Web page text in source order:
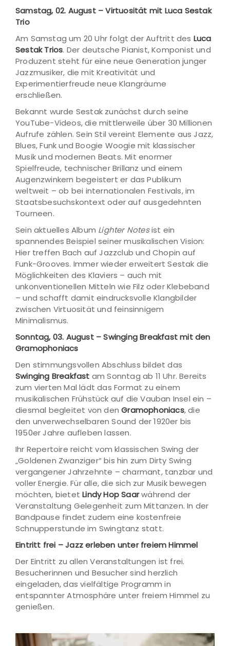
Samstag, 02. August – Virtuosität mit Luca Sestak
Trio
Am Samstag um 20 Uhr folgt der Auftritt des Luca
Sestak Trios. Der deutsche Pianist, Komponist und
Produzent steht für eine neue Generation junger
Jazzmusiker, die mit Kreativität und
Experimentierfreude neue Klangräume
erschließen.
Bekannt wurde Sestak zunächst durch seine
YouTube-Videos, die mittlerweile über 30 Millionen
Aufrufe zählen. Sein Stil vereint Elemente aus Jazz,
Blues, Funk und Boogie Woogie mit klassischer
Musik und modernen Beats. Mit enormer
Spielfreude, technischer Brillanz und einem
Augenzwinkern begeistert er das Publikum
weltweit – ob bei internationalen Festivals, im
Staatsbesuchskontext oder auf ausgedehnten
Tourneen.
Sein aktuelles Album Lighter Notesist ein
spannendes Beispiel seiner musikalischen Vision:
Hier treffen Bach auf Jazzclub und Chopin auf
Funk-Grooves. Immer wieder erweitert Sestak die
Möglichkeiten des Klaviers – auch mit
unkonventionellen Mitteln wie Filz oder Klebeband
– und schafft damit eindrucksvolle Klangbilder
zwischen Virtuosität und feinsinnigem
Minimalismus.
Sonntag, 03. August – Swinging Breakfast mit den
Gramophoniacs
Den stimmungsvollen Abschluss bildet das
Swinging Breakfast am Sonntag ab 11 Uhr. Bereits
zum vierten Mal lädt das Format zu einem
musikalischen Frühstück auf die Vauban Insel ein –
diesmal begleitet von denGramophoniacs, die
den unverwechselbaren Sound der 1920er bis
1950er Jahre aufleben lassen.
Ihr Repertoire reicht vom klassischen Swing der
„Goldenen Zwanziger“ bis hin zum Dirty Swing
vergangener Jahrzehnte – charmant, tanzbar und
voller Energie. Für alle, die sich zur Musik bewegen
möchten, bietetLindy Hop Saarwährend der
Veranstaltung Gelegenheit zum Mittanzen. In der
Bandpause findet zudem eine kostenfreie
Schnupperstunde im Swingtanz statt.
Eintritt frei – Jazz erleben unter freiem Himmel
Der Eintritt zu allen Veranstaltungen ist frei.
Besucherinnen und Besucher sind herzlich
eingeladen, das vielfältige Programm in
entspannter Atmosphäre unter freiem Himmel zu
genießen.